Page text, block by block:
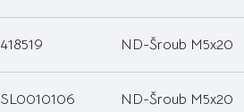
418519 ND-Šroub M5x20
SL0010106 ND-Šroub M5x20